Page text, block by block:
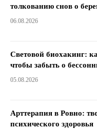
толкованию снов о
06.08.2026
Световой биохакинг:
чтобы забыть о
05.08.2026
Арттерапия в Ровно:
психического здоровья